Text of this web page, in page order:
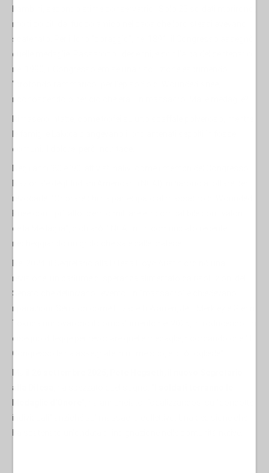
molti colpiti dal fuoco amico nel caos che loro stessi avevano
scatenato. Per il loro "coraggio", nel 1891, il Congresso assegnò
quelle medaglie. Passarono i decenni, e con l'alba del centenario,
nel 1990, il Congresso emise una risoluzione esprimendo
"profondo rammarico" per l’episodio di Wounded Knee,
riconoscendolo per ciò che era: un massacro. Ma le medaglie?
comuni. Il dolore, però, non tace.
revocarle. "Onorare chi ha partecipato al massacro di Wounded
della Medaglia", dichiarò il NCAI in un comunicato recente,
riecheggiando un grido che sale dalle praterie.
revisione, un barlume di speranza alimentato da risoluzioni del
Senato che definivano l'evento un "massacro" e chiedevano
riparazioni. Senatori come Elizabeth Warren, Jeff Merkley e Glenn
Tokuda rinnovarono il combattimento nel 2025, introducendo un
disegno di legge per revocare quelle medaglie, ricordando che "il
Congresso le ha assegnate in nome suo, e può toglierle".
alla Difesa
individuali" anziché sul massacro collettivo. Una decisione che